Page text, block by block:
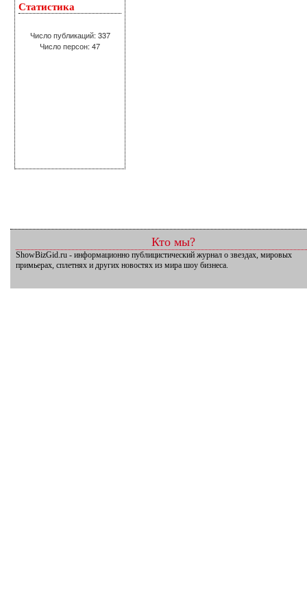
Статистика
Число публикаций: 337
Число персон: 47
Кто мы?
ShowBizGid.ru - информационно публицистический журнал о звездах, мировых
примьерах, сплетнях и других новостях из мира шоу бизнеса.